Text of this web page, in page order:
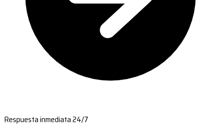
Respuesta inmediata 24/7